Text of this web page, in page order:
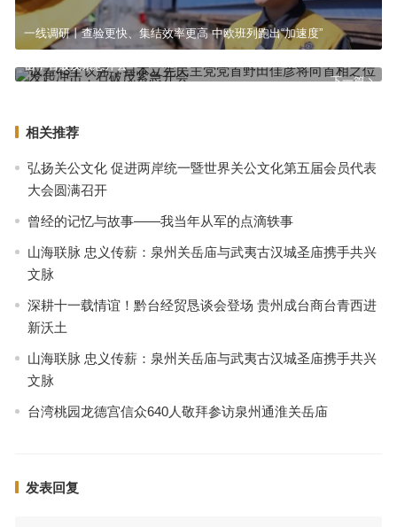
一线调研丨查验更快、集结效率更高 中欧班列跑出“加速度”
下一篇
仅差43个议席，日本立宪民主党党首野田佳彦将向首相之位发起冲
击，石破茂紧急开会
相关推荐
弘扬关公文化 促进两岸统一暨世界关公文化第五届会员代表
大会圆满召开
曾经的记忆与故事——我当年从军的点滴轶事
山海联脉 忠义传薪：泉州关岳庙与武夷古汉城圣庙携手共兴
文脉
深耕十一载情谊！黔台经贸恳谈会登场 贵州成台商台青西进
新沃土
山海联脉 忠义传薪：泉州关岳庙与武夷古汉城圣庙携手共兴
文脉
台湾桃园龙德宫信众640人敬拜参访泉州通淮关岳庙
发表回复